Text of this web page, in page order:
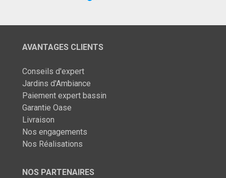
AVANTAGES CLIENTS
Conseils d'expert
Jardins d'Ambiance
Paiement expert bassin
Garantie Oase
Livraison
Nos engagements
Nos Réalisations
NOS PARTENAIRES